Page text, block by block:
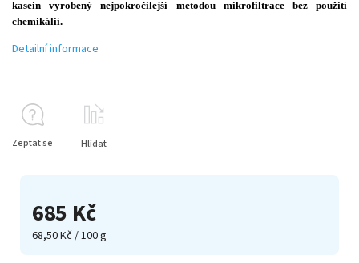
685 Kč
68,50 Kč / 100 g
kasein vyrobený nejpokročilejší metodou mikrofiltrace bez použití
chemikálií.
Detailní informace
Zeptat se Hlídat